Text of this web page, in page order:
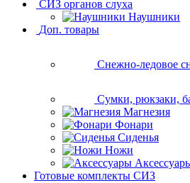
СИЗ органов слуха
Наушники
Доп. товары
Снежно-ледовое
Сумки, рюкзаки,
Магнезия
Фонари
Сиденья
Ножи
Готовые комплекты СИЗ